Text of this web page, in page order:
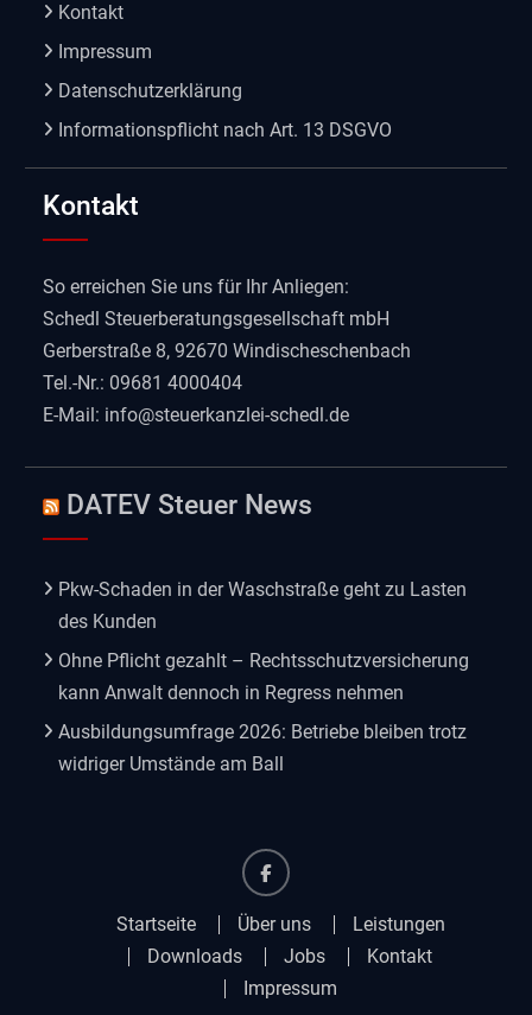
Kontakt
Impressum
Datenschutzerklärung
Informationspflicht nach Art. 13 DSGVO
Kontakt
So erreichen Sie uns für Ihr Anliegen:
Schedl Steuerberatungsgesellschaft mbH
Gerberstraße 8, 92670 Windischeschenbach
Tel.-Nr.: 09681 4000404
E-Mail: info@steuerkanzlei-schedl.de
DATEV Steuer News
Pkw-Schaden in der Waschstraße geht zu Lasten
des Kunden
Ohne Pflicht gezahlt – Rechtsschutzversicherung
kann Anwalt dennoch in Regress nehmen
Ausbildungsumfrage 2026: Betriebe bleiben trotz
widriger Umstände am Ball
Facebook
Startseite Über uns
Leistungen
Downloads
Jobs
Kontakt
Impressum